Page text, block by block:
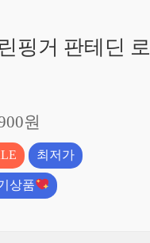
핑거 판테딘 로
원
최저가
상품